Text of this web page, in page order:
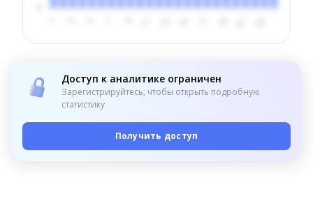
Доступ к аналитике ограничен
Зарегистрируйтесь, чтобы открыть подробную
статистику
Получить доступ